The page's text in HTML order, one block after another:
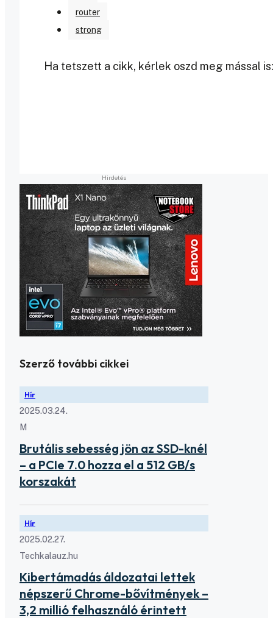
router
strong
Ha tetszett a cikk, kérlek oszd meg mással is:
Szerző további cikkei
Hír
2025.03.24.
M
Brutális sebesség jön az SSD-knél
– a PCIe 7.0 hozza el a 512 GB/s
korszakát
Hír
2025.02.27.
Techkalauz.hu
Kibertámadás áldozatai lettek
népszerű Chrome-bővítmények –
3,2 millió felhasználó érintett